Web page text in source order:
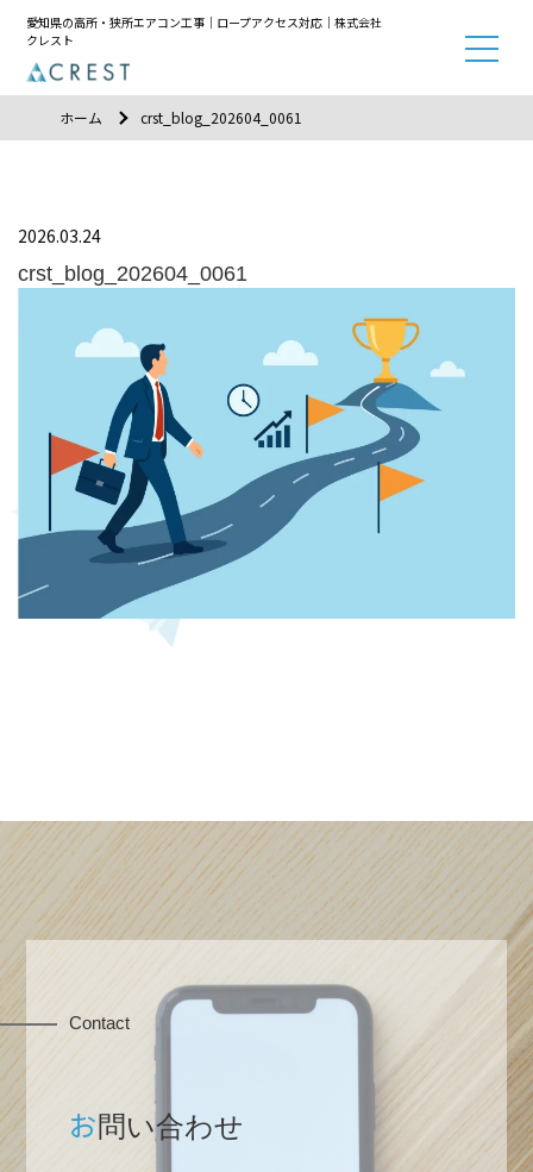
愛知県の高所・狭所エアコン工事｜ロープアクセス対応｜株式会社
クレスト
ホーム crst_blog_202604_0061
2026.03.24
crst_blog_202604_0061
Contact
お問い合わせ